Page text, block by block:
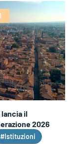
il
2026
#Istituzioni